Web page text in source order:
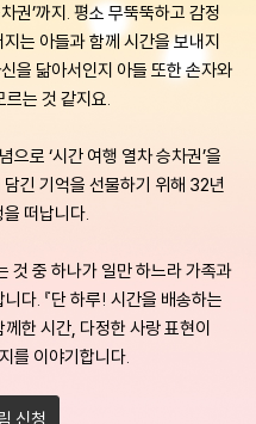
권’까지. 평소 무뚝뚝하고 감정
는 아들과 함께 시간을 보내지
을 닮아서인지 아들 또한 손자와
르는 것 같지요.
으로 ‘시간 여행 열차 승차권’을
긴 기억을 선물하기 위해 32년
떠납니다.
것 중 하나가 일만 하느라 가족과
다. 『단 하루! 시간을 배송하는
한 시간, 다정한 사랑 표현이
를 이야기합니다.
신청